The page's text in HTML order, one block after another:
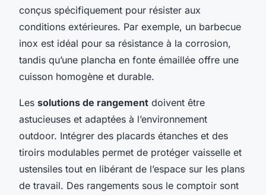
conçus spécifiquement pour résister aux
conditions extérieures. Par exemple, un barbecue
inox est idéal pour sa résistance à la corrosion,
tandis qu’une plancha en fonte émaillée offre une
cuisson homogène et durable.
Les solutions de rangement doivent être
astucieuses et adaptées à l’environnement
outdoor. Intégrer des placards étanches et des
tiroirs modulables permet de protéger vaisselle et
ustensiles tout en libérant de l’espace sur les plans
de travail. Des rangements sous le comptoir sont